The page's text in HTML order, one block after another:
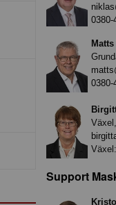
0380-
0380-
Växel:
Support